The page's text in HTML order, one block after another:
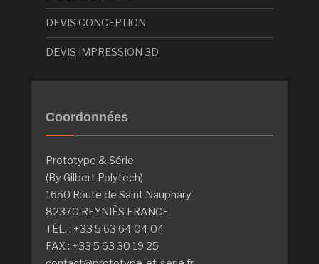
DEVIS CONCEPTION
DEVIS IMPRESSION 3D
Coordonnées
Prototype & Série
(By Gilbert Polytech)
1650 Route de Saint Nauphary
82370 REYNIÈS FRANCE
TÉL. : +33 5 63 64 04 04
FAX : +33 5 63 30 19 25